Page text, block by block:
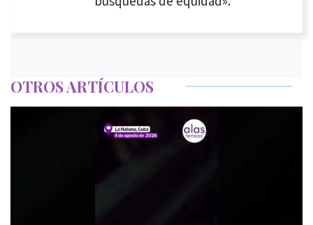
OTROS ARTÍCULOS